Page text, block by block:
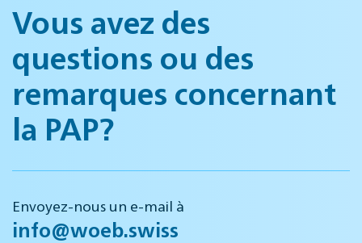
Vous avez des
questions ou des
remarques concernant
la PAP?
Envoyez-nous un e-mail à
info@woeb.swiss